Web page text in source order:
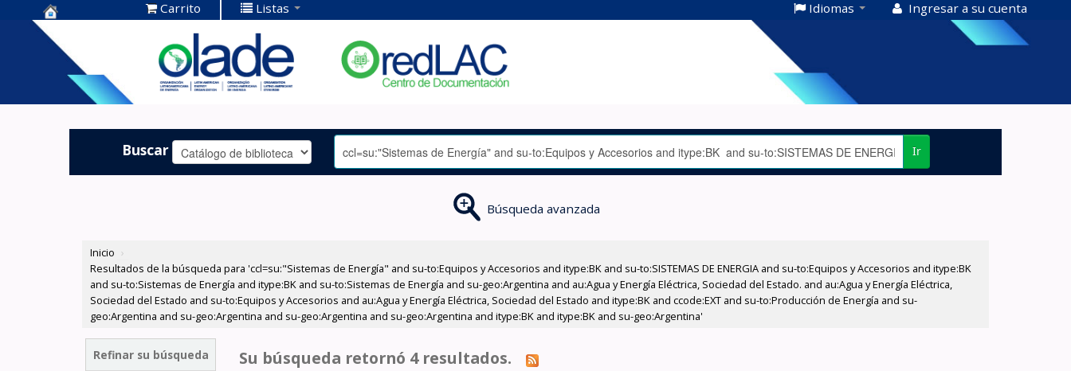
Centro de
Documentación
OLADE -
Carrito Listas Idiomas Ingresar a su cuenta
Buscar Ir
Búsqueda avanzada
Inicio ›
Resultados de la búsqueda para 'ccl=su:"Sistemas de Energía" and su-to:Equipos y Accesorios and itype:BK and su-to:SISTEMAS DE ENERGIA and su-to:Equipos y Accesorios and itype:BK
and su-to:Sistemas de Energía and itype:BK and su-to:Sistemas de Energía and su-geo:Argentina and au:Agua y Energía Eléctrica, Sociedad del Estado. and au:Agua y Energía Eléctrica,
Sociedad del Estado and su-to:Equipos y Accesorios and au:Agua y Energía Eléctrica, Sociedad del Estado and itype:BK and ccode:EXT and su-to:Producción de Energía and su-
geo:Argentina and su-geo:Argentina and su-geo:Argentina and su-geo:Argentina and itype:BK and itype:BK and su-geo:Argentina'
Refinar su búsqueda Su búsqueda retornó 4 resultados.